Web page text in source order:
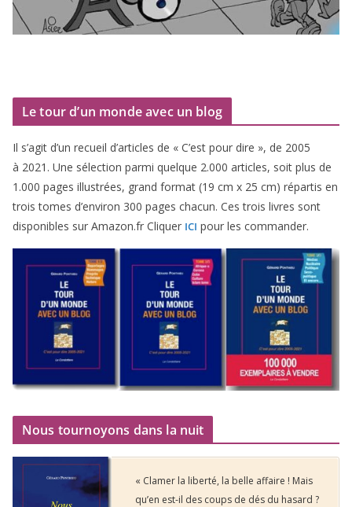
Le tour d’un monde avec un blog
Il s’agit d’un recueil d’ar­ticles de « C’est pour dire », de 2005
à 2021 . Une sélec­tion par­mi quelque 2.000 articles, soit plus de
1 .000 pages illus­trées, grand for­mat (19 cm x 25 cm) répar­tis en
trois tomes d’environ 300 pages cha­cun. Ces trois livres sont
dis­po­nibles sur Amazon​.fr Cliquer ICI pour les commander.
Nous tournoyons dans la nuit
« Clamer la liberté, la belle affaire ! Mais
qu’en est-il des coups de dés du hasard ?